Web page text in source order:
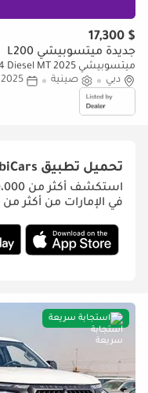
$ 17,300
جديدة ميتسوبيشي L200
ميتسوبيشي L200 MITSUBISHI L200 2.4L 4×4 Diesel MT 2025
دبي
صينية 2025
تحميل تطبيق
في الإمارات من أكثر من 350 وكيل معتمد.
استجابة سريعة